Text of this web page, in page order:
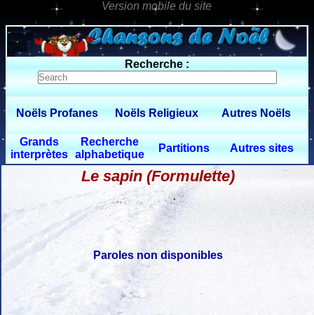
0 $limitbot 1 $limittot 2
Recherche :
Noëls Profanes Noëls Religieux Autres Noëls
Grands
interprètes
Recherche
alphabetique
Partitions Autres sites
Le sapin (Formulette)
Paroles non disponibles